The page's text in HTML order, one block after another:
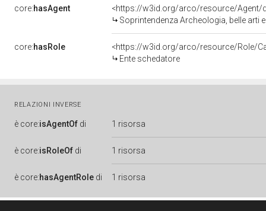
core:hasAgent
<https://w3id.org/arco/resource/Agent/
Soprintendenza Archeologia, belle arti
core:hasRole
<https://w3id.org/arco/resource/Role/
Ente schedatore
RELAZIONI INVERSE
è core:isAgentOf di 1 risorsa
è core:isRoleOf di 1 risorsa
è core:hasAgentRole di 1 risorsa